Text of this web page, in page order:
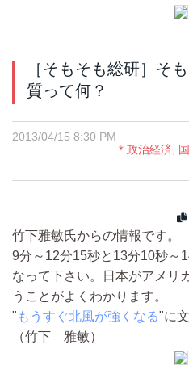
［そもそも総研］そ
質って何？
2013/04/15 8:30 PM
＊政治経済
竹下雅敏氏からの情報です。
9分～12分15秒と13分10秒～
なって下さい。日本がアメリ
うことがよくわかります。
" もうすぐ北風が強くなる"に
（竹下 雅敏）